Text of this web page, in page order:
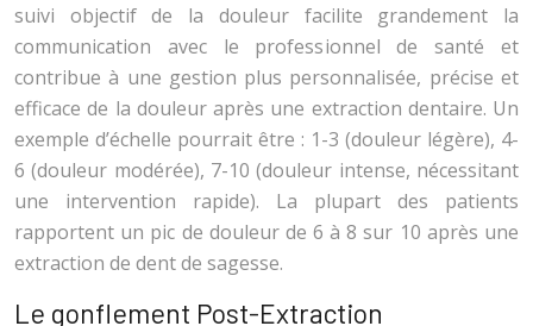
suivi objectif de la douleur facilite grandement la
communication avec le professionnel de santé et
contribue à une gestion plus personnalisée, précise et
efficace de la douleur après une extraction dentaire. Un
exemple d’échelle pourrait être : 1-3 (douleur légère), 4-
6 (douleur modérée), 7-10 (douleur intense, nécessitant
une intervention rapide). La plupart des patients
rapportent un pic de douleur de 6 à 8 sur 10 après une
extraction de dent de sagesse.
Le gonflement Post-Extraction